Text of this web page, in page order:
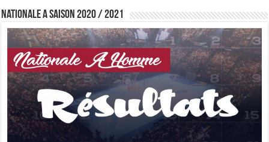
Nationale A saison 2020 / 2021